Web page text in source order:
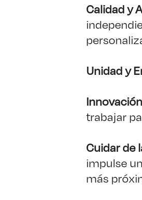
Calidad y
Unidad y
trabajar
Cuidar de
impulse
más